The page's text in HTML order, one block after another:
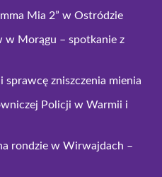
Mia 2” w Ostródzie
w Morągu – spotkanie z
zniszczenia mienia
Policji w Warmii i
rondzie w Wirwajdach –